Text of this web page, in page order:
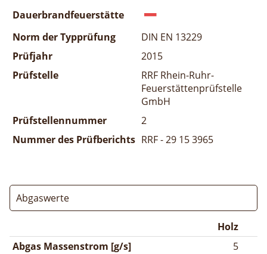
Dauerbrandfeuerstätte
Norm der Typprüfung
DIN EN 13229
Prüfjahr
2015
Prüfstelle
RRF Rhein-Ruhr-
Feuerstättenprüfstelle
GmbH
Prüfstellennummer
2
Nummer des Prüfberichts RRF - 29 15 3965
Abgaswerte
Holz
Abgas Massenstrom [g/s]
5